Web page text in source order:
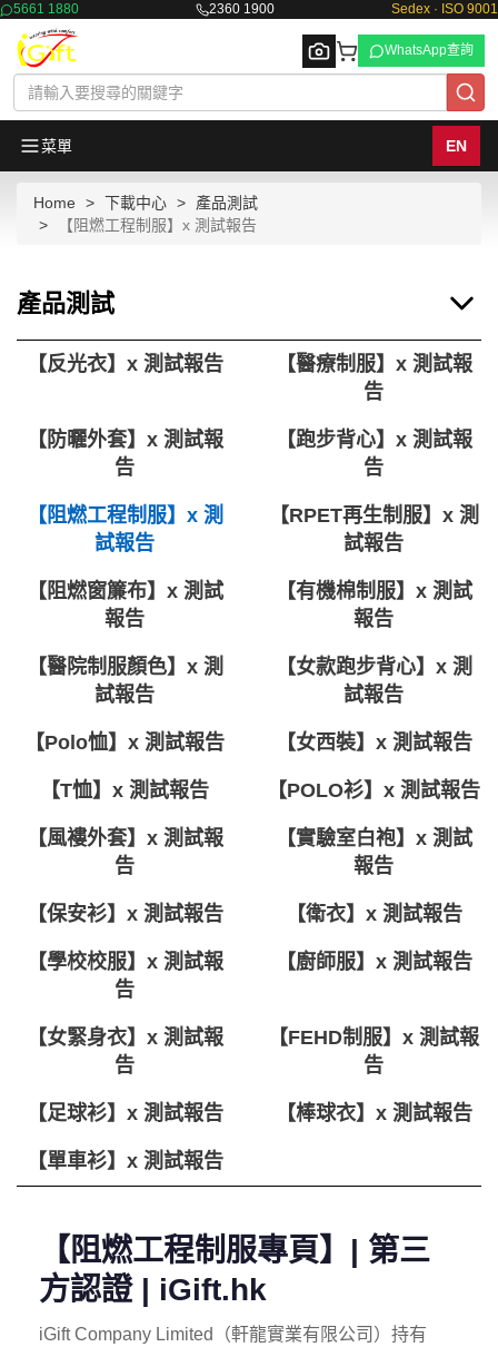
5661 1880 2360 1900 Sedex · ISO 9001
WhatsApp查詢
菜單 EN
Home 下載中心
產品測試
【阻燃工程制服】x 測試報告
產品測試
【反光衣】x 測試報告
【醫療制服】x 測試報
告
【防曬外套】x 測試報
告
【跑步背心】x 測試報
告
【阻燃工程制服】x 測
試報告
【RPET再生制服】x 測
試報告
【阻燃窗簾布】x 測試
報告
【有機棉制服】x 測試
報告
【醫院制服顏色】x 測
試報告
【女款跑步背心】x 測
試報告
【Polo恤】x 測試報告 【女西裝】x 測試報告
【T恤】x 測試報告 【POLO衫】x 測試報告
【風褸外套】x 測試報
告
【實驗室白袍】x 測試
報告
【保安衫】x 測試報告 【衛衣】x 測試報告
【學校校服】x 測試報
告
【廚師服】x 測試報告
【女緊身衣】x 測試報
告
【FEHD制服】x 測試報
告
【足球衫】x 測試報告 【棒球衣】x 測試報告
【單車衫】x 測試報告
【阻燃工程制服專頁】| 第三
方認證 | iGift.hk
iGift Company Limited（軒龍實業有限公司）持有